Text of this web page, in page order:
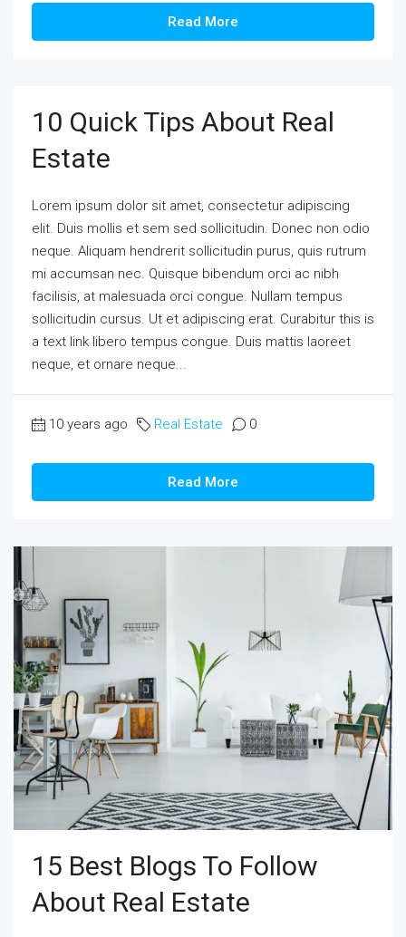
Read More
10 Quick Tips About Real
Estate
Lorem ipsum dolor sit amet, consectetur adipiscing
elit. Duis mollis et sem sed sollicitudin. Donec non odio
neque. Aliquam hendrerit sollicitudin purus, quis rutrum
mi accumsan nec. Quisque bibendum orci ac nibh
facilisis, at malesuada orci congue. Nullam tempus
sollicitudin cursus. Ut et adipiscing erat. Curabitur this is
a text link libero tempus congue. Duis mattis laoreet
neque, et ornare neque...
10 years ago Real Estate 0
Read More
15 Best Blogs To Follow
About Real Estate